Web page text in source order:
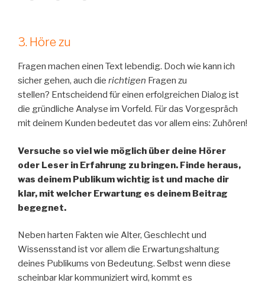
3. Höre zu
Fragen machen einen Text lebendig. Doch wie kann ich
sicher gehen, auch die richtigen Fragen zu
stellen? Entscheidend für einen erfolgreichen Dialog ist
die gründliche Analyse im Vorfeld. Für das Vorgespräch
mit deinem Kunden bedeutet das vor allem eins: Zuhören!
Versuche so viel wie möglich über deine Hörer
oder Leser in Erfahrung zu bringen. Finde heraus,
was deinem Publikum wichtig ist und mache dir
klar, mit welcher Erwartung es deinem Beitrag
begegnet.
Neben harten Fakten wie Alter, Geschlecht und
Wissensstand ist vor allem die Erwartungshaltung
deines Publikums von Bedeutung. Selbst wenn diese
scheinbar klar kommuniziert wird, kommt es